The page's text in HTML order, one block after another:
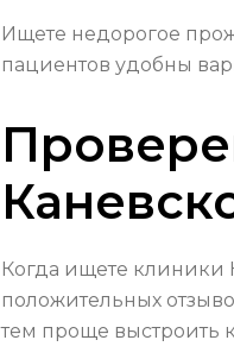
Ищете недорогое
пациентов удобны
Когда ищете клиники
положительных
тем проще выстроить